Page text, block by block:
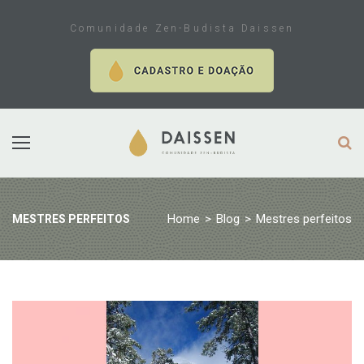
Comunidade Zen-Budista Daissen
MESTRES PERFEITOS Home > Blog > Mestres perfeitos